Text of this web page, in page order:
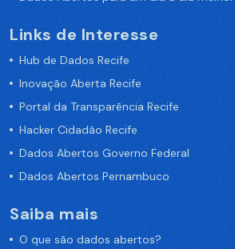
Links de Interesse
Hub de Dados Recife
Inovação Aberta Recife
Portal da Transparência Recife
Hacker Cidadão Recife
Dados Abertos Governo Federal
Dados Abertos Pernambuco
Saiba mais
O que são dados abertos?